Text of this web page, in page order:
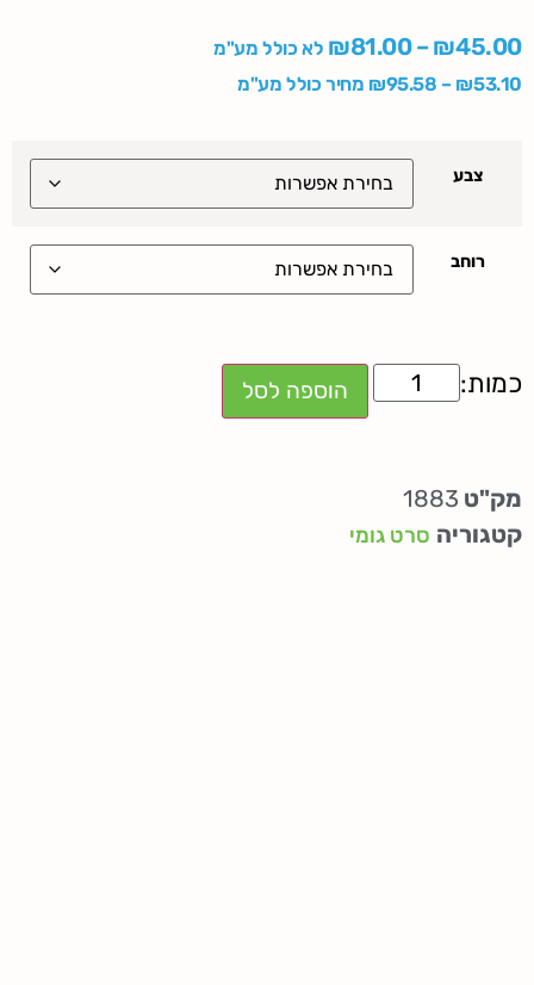
₪45.00
–
₪81.00
לא כולל מע"מ
₪53.10
–
₪95.58 מחיר כולל מע"מ
צבע
רוחב
הוספה לסל
מק"ט 1883
קטגוריה סרט גומי